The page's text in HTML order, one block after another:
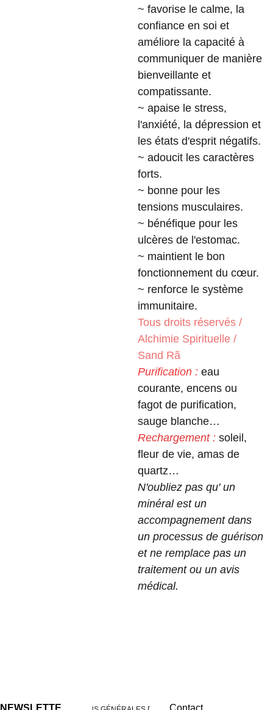
~ favorise le calme, la
confiance en soi et
améliore la capacité à
communiquer de manière
bienveillante et
compatissante.
~ apaise le stress,
l'anxiété, la dépression et
les états d'esprit négatifs.
~ adoucit les caractères
forts.
~ bonne pour les
tensions musculaires.
~ bénéfique pour les
ulcères de l'estomac.
~ maintient le bon
fonctionnement du cœur.
~ renforce le système
immunitaire.
Tous droits réservés /
Alchimie Spirituelle /
Sand Rã
Purification : eau
courante, encens ou
fagot de purification,
sauge blanche…
Rechargement : soleil,
fleur de vie, amas de
quartz…
N'oubliez pas qu' un
minéral est un
accompagnement dans
un processus de guérison
et ne remplace pas un
traitement ou un avis
médical.
NEWSLETTE Contact